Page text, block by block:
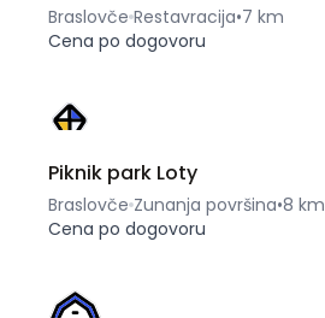
Braslovče Restavracija•7 km
Cena po dogovoru
Piknik park Loty
Braslovče Zunanja površina•8 km
Cena po dogovoru